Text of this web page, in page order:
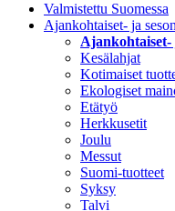
Valmistettu Suomessa
Ajankohtaiset- ja
Ajankohtaiset-
Kesälahjat
Kotimaiset
Ekologiset
Etätyö
Herkkusetit
Joulu
Messut
Suomi-tuotteet
Syksy
Talvi